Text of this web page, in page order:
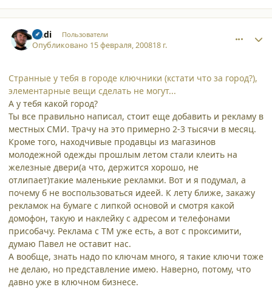
Andi Пользователи
Опубликовано 15 февраля, 200818 г.
Странные у тебя в городе ключники (кстати что за город?),
элементарные вещи сделать не могут...
А у тебя какой город?
Ты все правильно написал, стоит еще добавить и рекламу в
местных СМИ. Трачу на это примерно 2-3 тысячи в месяц.
Кроме того, находчивые продавцы из магазинов
молодежной одежды прошлым летом стали клеить на
железные двери(а что, держится хорошо, не
отлипает)такие маленькие рекламки. Вот и я подумал, а
почему б не воспользоваться идеей. К лету ближе, закажу
рекламок на бумаге с липкой основой и смотря какой
домофон, такую и наклейку с адресом и телефонами
присобачу. Реклама с ТМ уже есть, а вот с проксимити,
думаю Павел не оставит нас.
А вообще, знать надо по ключам много, я такие ключи тоже
не делаю, но представление имею. Наверно, потому, что
давно уже в ключном бизнесе.